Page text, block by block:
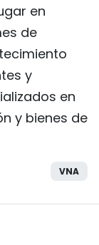
en
de
y
en
y bienes de
VNA